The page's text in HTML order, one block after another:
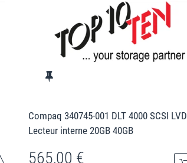
Compaq 340745-001 DLT 4000 SCSI LVD
Lecteur interne 20GB 40GB
565,00 €